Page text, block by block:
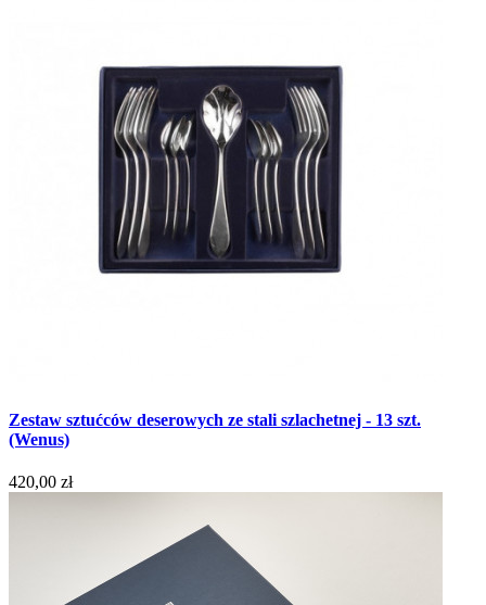
Zestaw sztućców deserowych ze stali szlachetnej - 13 szt.
(Wenus)
420,00 zł